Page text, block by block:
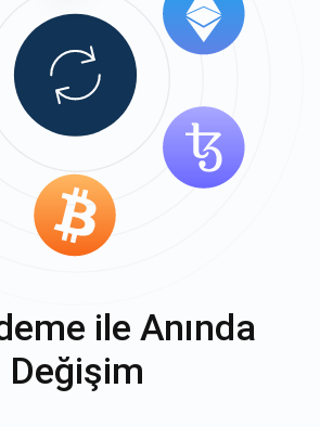
ile Anında
Değişim